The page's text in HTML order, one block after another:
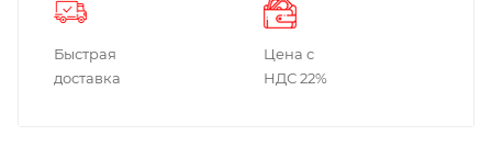
Быстрая
доставка
Цена с
НДС 22%